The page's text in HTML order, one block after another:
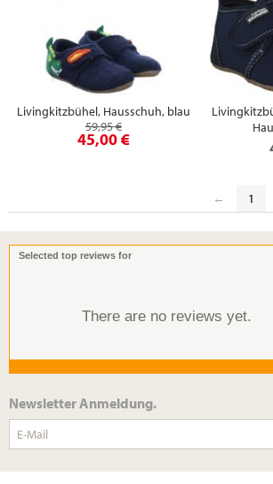
Livingkitzbühel, Hausschuh, blau
59,95 €
45,00 €
← 1
Selected top reviews for
There are no reviews yet.
Newsletter Anmeldung.